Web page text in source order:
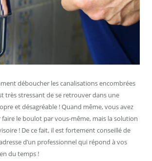
déboucher les canalisations encombrées
très stressant de se retrouver dans une
et désagréable ! Quand même, vous avez
faire le boulot par vous-même, mais la solution
! De ce fait, il est fortement conseillé de
d’un professionnel qui répond à vos
du temps !